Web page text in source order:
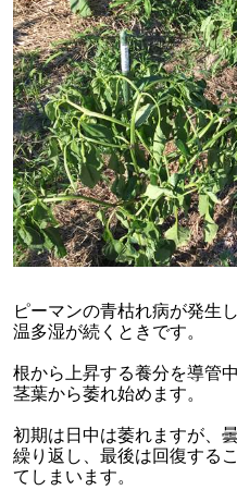
ピーマンの青枯れ病が発生
温多湿が続くときです。
根から上昇する養分を導管
茎葉から萎れ始めます。
初期は日中は萎れますが、
繰り返し、最後は回復する
てしまいます。